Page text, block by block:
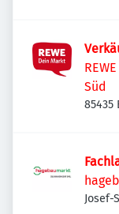
Süd
85435
Josef-